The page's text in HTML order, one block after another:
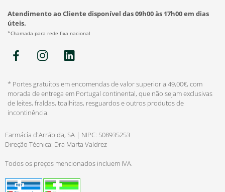
Atendimento ao Cliente disponível das 09h00 às 17h00 em dias
úteis.
*Chamada para rede fixa nacional
* Portes gratuitos em encomendas de valor superior a 49,00€, com
morada de entrega em Portugal continental, que não sejam exclusivas
de leites, fraldas, toalhitas, resguardos e outros produtos de
incontinência.
Farmácia d'Arrábida, SA | NIPC: 508935253
Direção Técnica: Dra Marta Valdrez
Todos os preços mencionados incluem IVA.